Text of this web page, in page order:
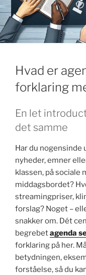
k
Hvad er
forklaring
En let
det samme
Har du nogensinde
nyheder, emner
klassen, på sociale
middagsbordet?
streamingpriser,
forslag? Noget –
snakker om. Dét
begrebetagenda
forklaring på her.
betydningen,
forståelse, så du